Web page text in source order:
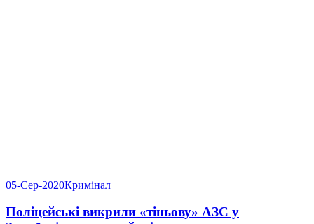
05-Сер-2020Кримінал
Поліцейські викрили «тіньову» АЗС у